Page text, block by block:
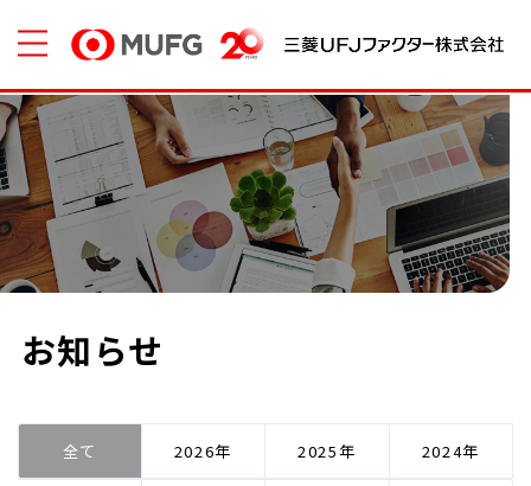
お知らせ
全て 2026 2025 2024